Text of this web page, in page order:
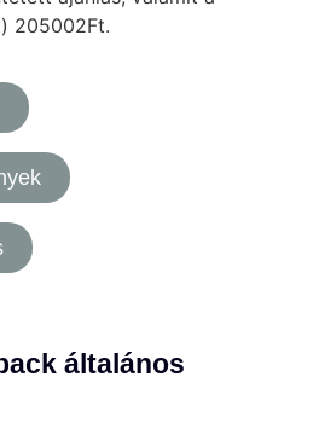
205002Ft.
általános